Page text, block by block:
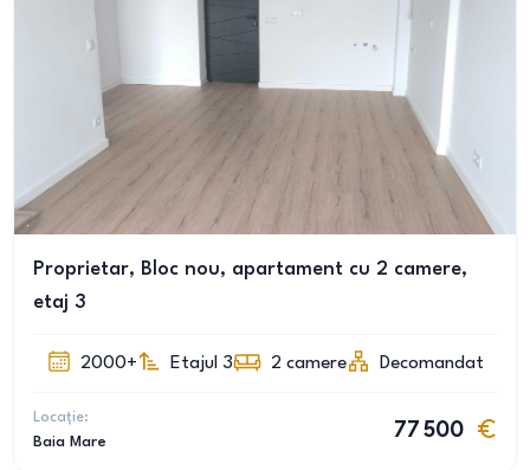
Proprietar, Bloc nou, apartament cu 2 camere,
etaj 3
2000+ Etajul 3 2 camere Decomandat
Locație:
Baia Mare
77 500